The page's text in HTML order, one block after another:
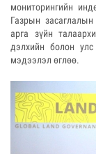
мониторингийн
Газрын
арга зүйн
дэлхийн болон
мэдээлэл өглөө.